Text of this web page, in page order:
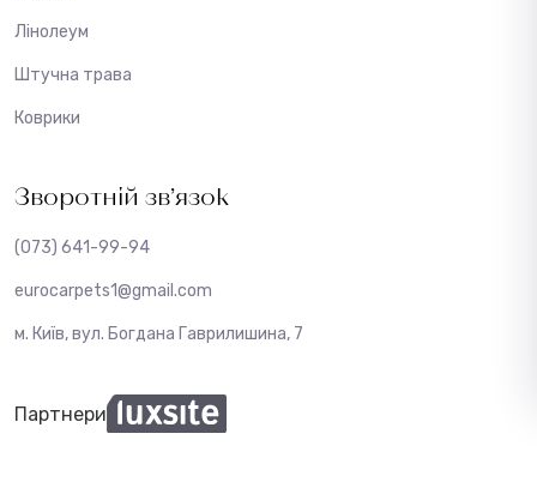
Лінолеум
Штучна трава
Коврики
Зворотній зв’язок
(073) 641-99-94
eurocarpets1@gmail.com
м. Київ, вул. Богдана Гаврилишина, 7
Партнери